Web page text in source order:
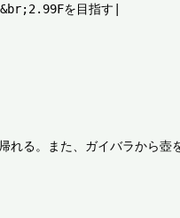
&br;2.99Fを目指す|
れる。また、ガイバラから壺